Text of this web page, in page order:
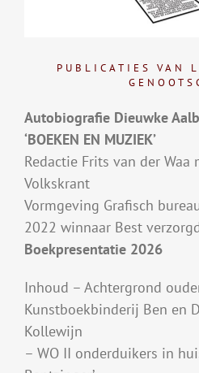
PUBLICATIES VAN
Autobiografie Dieuwke
‘BOEKEN EN MUZIEK’
Redactie Frits van der Waa
Volkskrant
Vormgeving Grafisch
2022 winnaar Best
Boekpresentatie 2026
Inhoud – Achtergrond
Kunstboekbinderij Ben en
Kollewijn
– WO II onderduikers in